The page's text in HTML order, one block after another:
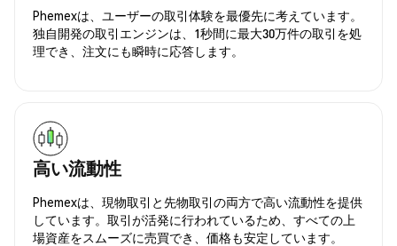
Phemexは、ユーザーの取引体験を最優先に考えています。
独自開発の取引エンジンは、1秒間に最大30万件の取引を処
理でき、注文にも瞬時に応答します。
高い流動性
Phemexは、現物取引と先物取引の両方で高い流動性を提供
しています。取引が活発に行われているため、すべての上
場資産をスムーズに売買でき、価格も安定しています。